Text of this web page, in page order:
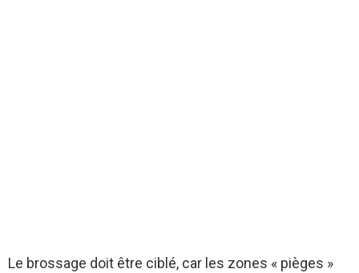
Le brossage doit être ciblé, car les zones « pièges »